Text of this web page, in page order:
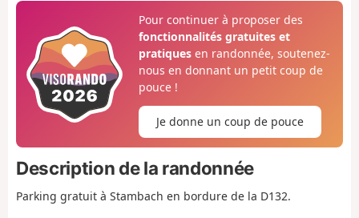
Pour continuer à proposer des
fonctionnalités gratuites et
pratiquesen randonnée, soutenez-
nous en donnant un petit coup de
pouce !
Je donne un coup de pouce
Description de la randonnée
Parking gratuit à Stambach en bordure de la D132.